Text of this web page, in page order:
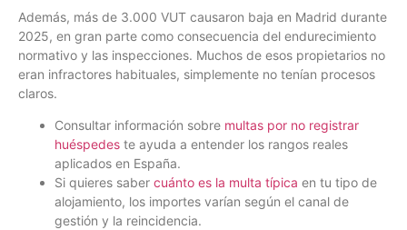
Además, más de 3.000 VUT causaron baja en Madrid durante
2025, en gran parte como consecuencia del endurecimiento
normativo y las inspecciones. Muchos de esos propietarios no
eran infractores habituales, simplemente no tenían procesos
claros.
Consultar información sobre multas por no registrar
huéspedes te ayuda a entender los rangos reales
aplicados en España.
Si quieres saber cuánto es la multa típica en tu tipo de
alojamiento, los importes varían según el canal de
gestión y la reincidencia.